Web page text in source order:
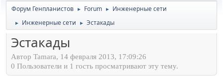
Форум Генпланистов ► Forum ► Инженерные сети
► Инженерные сети ► Эстакады
Эстакады
Автор Tamara, 14 февраля 2013, 17:09:26
0 Пользователи и 1 гость просматривают эту тему.